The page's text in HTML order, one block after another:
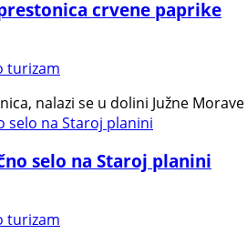
crvene paprike
turizam
nalazi se u dolini Južne
selo na Staroj planini
turizam